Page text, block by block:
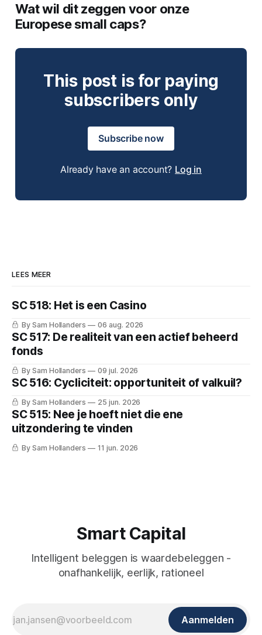
Wat wil dit zeggen voor onze
Europese small caps?
This post is for paying
subscribers only
Subscribe now
Already have an account? Log in
LEES MEER
SC 518: Het is een Casino
By Sam Hollanders 06 aug. 2026
SC 517: De realiteit van een actief beheerd
fonds
By Sam Hollanders 09 jul. 2026
SC 516: Cycliciteit: opportuniteit of valkuil?
By Sam Hollanders 25 jun. 2026
SC 515: Nee je hoeft niet die ene
uitzondering te vinden
By Sam Hollanders 11 jun. 2026
Smart Capital
Intelligent beleggen is waardebeleggen -
onafhankelijk, eerlijk, rationeel
Aanmelden